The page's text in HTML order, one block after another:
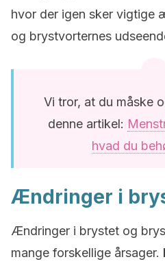
hvor der igen sker vigtige
og brystvorternes
Vi tror, at du måske
denne artikel:
hvad du
Ændringer i
Ændringer i brystet og
mange forskellige årsager.